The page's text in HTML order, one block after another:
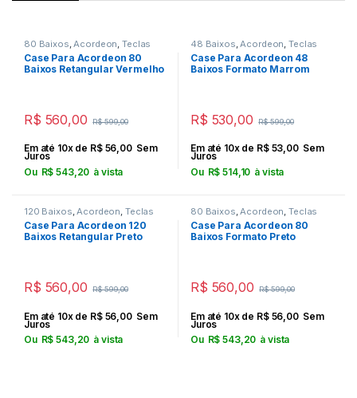
80 Baixos Acordeon ,Teclas
Case Para Acordeon 80
Baixos Retangular Vermelho
R$ 560,00 R$599,00
Em até 10x de R$56,00 Sem
Juros
Ou R$ 543,20 à vista
48 Baixos Acordeon ,Teclas
Case Para Acordeon 48
Baixos Formato Marrom
R$ 530,00 R$599,00
Em até 10x de R$53,00 Sem
Juros
Ou R$ 514,10 à vista
120 Baixos Acordeon Teclas
Case Para Acordeon 120
Baixos Retangular Preto
R$ 560,00 R$599,00
Em até 10x de R$56,00 Sem
Juros
Ou R$ 543,20 à vista
80 Baixos Acordeon ,Teclas
Case Para Acordeon 80
Baixos Formato Preto
R$ 560,00 R$599,00
Em até 10x de R$56,00 Sem
Juros
Ou R$ 543,20 à vista